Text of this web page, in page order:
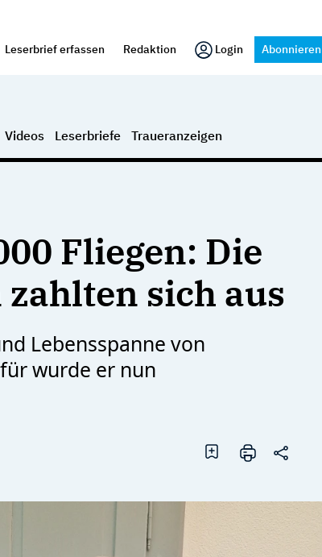
Leserbrief erfassen Redaktion Login Abonnieren
Videos Leserbriefe Traueranzeigen
Fliegen: Die
sich aus
Lebensspanne von
wurde er nun